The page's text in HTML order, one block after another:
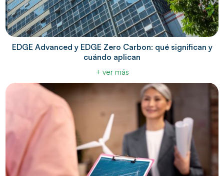
EDGE Advanced y EDGE Zero Carbon: qué significan y
cuándo aplican
+ ver más